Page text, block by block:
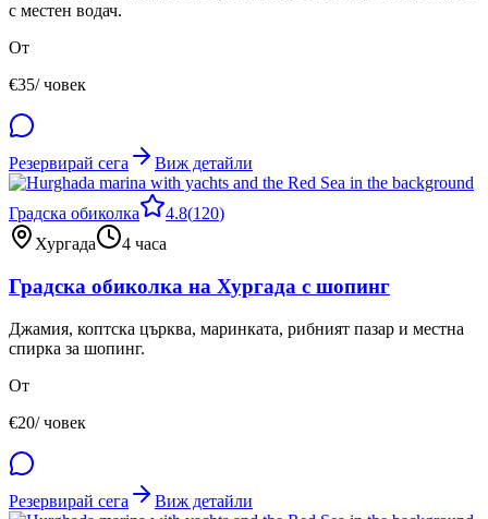
с местен водач.
От
€35/ човек
Резервирай сега Виж детайли
Градска обиколка 4.8(120)
Хургада
4 часа
Градска обиколка на Хургада с шопинг
Джамия, коптска църква, маринката, рибният пазар и местна
спирка за шопинг.
От
€20/ човек
Резервирай сега Виж детайли